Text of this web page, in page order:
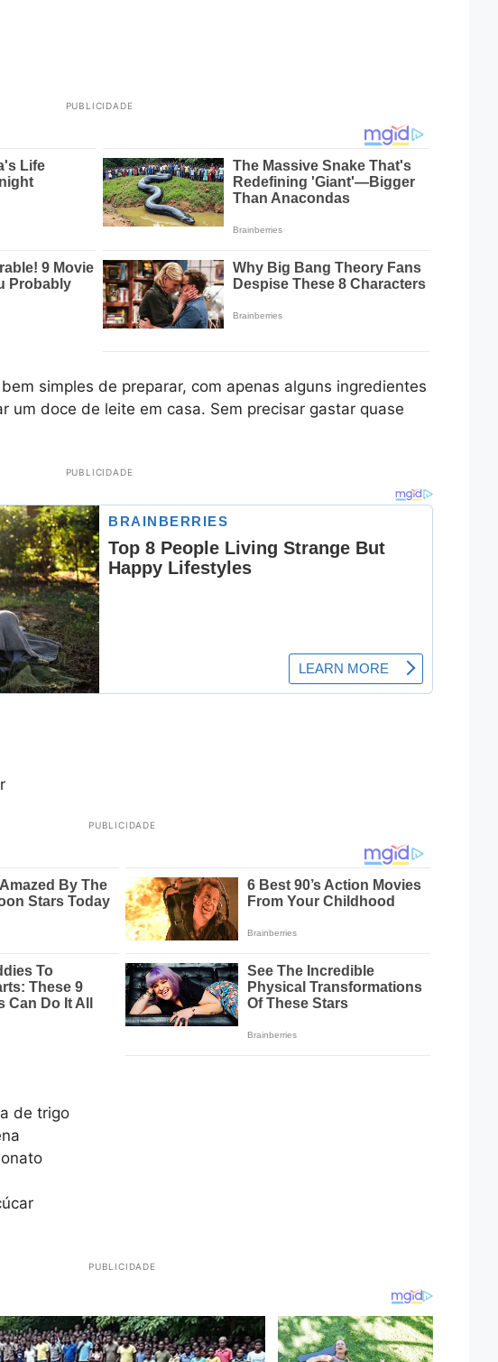
PUBLICIDADE
simples de preparar, com apenas alguns ingredientes
um doce de leite em casa. Sem precisar gastar quase
PUBLICIDADE
PUBLICIDADE
de trigo
PUBLICIDADE